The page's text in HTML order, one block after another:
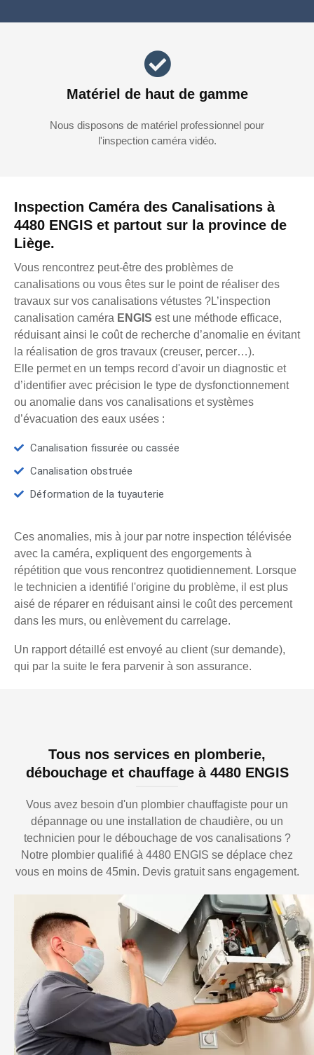
Inspection Caméra des Canalisations à
4480 ENGIS et partout sur la province de
Liège.
Vous rencontrez peut-être des problèmes de
canalisations ou vous êtes sur le point de réaliser des
travaux sur vos canalisations vétustes ?L’inspection
canalisation caméra ENGIS est une méthode efficace,
réduisant ainsi le coût de recherche d’anomalie en évitant
la réalisation de gros travaux (creuser, percer…).
Elle permet en un temps record d'avoir un diagnostic et
d’identifier avec précision le type de dysfonctionnement
ou anomalie dans vos canalisations et systèmes
d’évacuation des eaux usées :
Canalisation fissurée ou cassée
Canalisation obstruée
Déformation de la tuyauterie
Ces anomalies, mis à jour par notre inspection télévisée
avec la caméra, expliquent des engorgements à
répétition que vous rencontrez quotidiennement. Lorsque
le technicien a identifié l'origine du problème, il est plus
aisé de réparer en réduisant ainsi le coût des percement
dans les murs, ou enlèvement du carrelage.
Un rapport détaillé est envoyé au client (sur demande),
qui par la suite le fera parvenir à son assurance.
Matériel de haut de gamme
Nous disposons de matériel professionnel pour
l'inspection caméra vidéo.
Tous nos services en plomberie,
débouchage et chauffage à 4480 ENGIS
Vous avez besoin d'un plombier chauffagiste pour un
dépannage ou une installation de chaudière, ou un
technicien pour le débouchage de vos canalisations ?
Notre plombier qualifié à 4480 ENGIS se déplace chez
vous en moins de 45min. Devis gratuit sans engagement.